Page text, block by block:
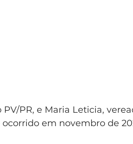
PR, e Maria Leticia,
em novembro de